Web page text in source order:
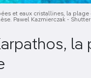
et eaux cristallines, la
Pawel Kazmierczak -